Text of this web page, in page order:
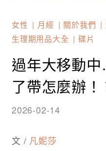
女性 月經 關於我們
生理期用品大全
碟片
過年大移動
了帶怎麼辦！
2026-02-14
文 / 凡妮莎